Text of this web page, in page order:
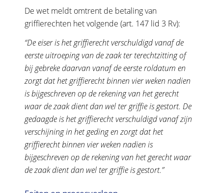
De wet meldt omtrent de betaling van
griffierechten het volgende (art. 147 lid 3 Rv):
“De eiser is het griffierecht verschuldigd vanaf de
eerste uitroeping van de zaak ter terechtzitting of
bij gebreke daarvan vanaf de eerste roldatum en
zorgt dat het griffierecht binnen vier weken nadien
is bijgeschreven op de rekening van het gerecht
waar de zaak dient dan wel ter griffie is gestort. De
gedaagde is het griffierecht verschuldigd vanaf zijn
verschijning in het geding en zorgt dat het
griffierecht binnen vier weken nadien is
bijgeschreven op de rekening van het gerecht waar
de zaak dient dan wel ter griffie is gestort.”